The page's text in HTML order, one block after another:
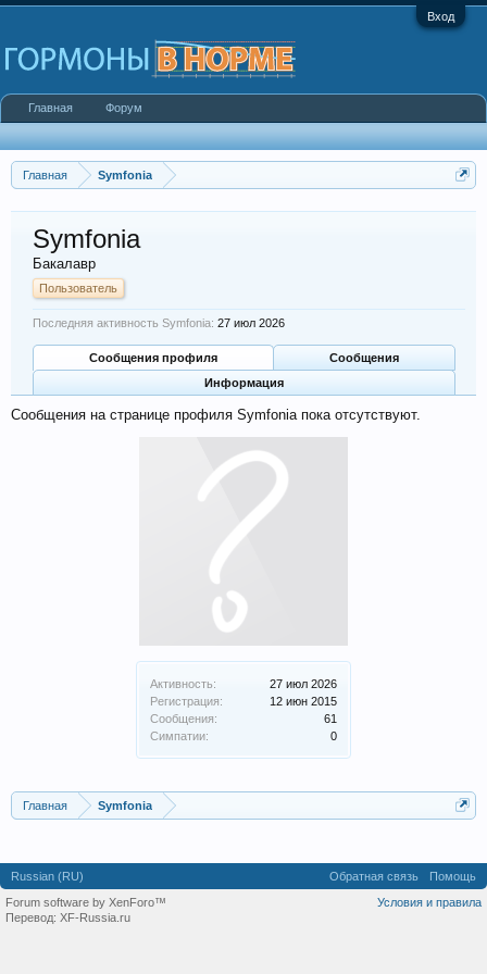
Вход
Главная Symfonia
Активность:
27 июл 2026
Регистрация:
12 июн 2015
Сообщения:
61
Симпатии:
0
Symfonia
Бакалавр
Пользователь
Последняя активность Symfonia: 27 июл 2026
Сообщения профиля
Сообщения
Информация
Сообщения на странице профиля Symfonia пока отсутствуют.
Главная Symfonia
Главная Форум
Russian (RU) Обратная связь
Помощь
Условия и правила
Forum software by XenForo™
Перевод: XF-Russia.ru